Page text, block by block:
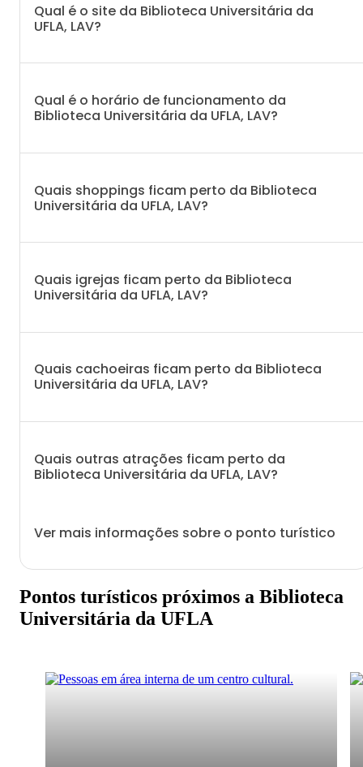
Qual é o site da Biblioteca Universitária da
UFLA, LAV?
Qual é o horário de funcionamento da
Biblioteca Universitária da UFLA, LAV?
Quais shoppings ficam perto da Biblioteca
Universitária da UFLA, LAV?
Quais igrejas ficam perto da Biblioteca
Universitária da UFLA, LAV?
Quais cachoeiras ficam perto da Biblioteca
Universitária da UFLA, LAV?
Quais outras atrações ficam perto da
Biblioteca Universitária da UFLA, LAV?
Ver mais informações sobre o ponto turístico
Pontos turísticos próximos a Biblioteca
Universitária da UFLA